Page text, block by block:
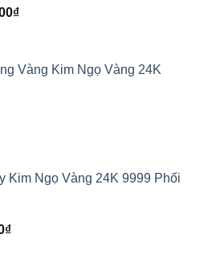
₫
Vàng Kim Ngọ Vàng 24K
Kim Ngọ Vàng 24K 9999 Phối
₫